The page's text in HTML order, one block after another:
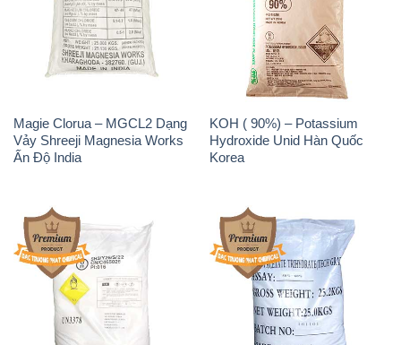
Magie Clorua – MGCL2 Dạng
Vảy Shreeji Magnesia Works
Ấn Độ India
KOH ( 90%) – Potassium
Hydroxide Unid Hàn Quốc
Sodium Percarbonate Dạng
Bột Trung Quốc China
Sodium Acetate – Natri
Acetate Trung Quốc China